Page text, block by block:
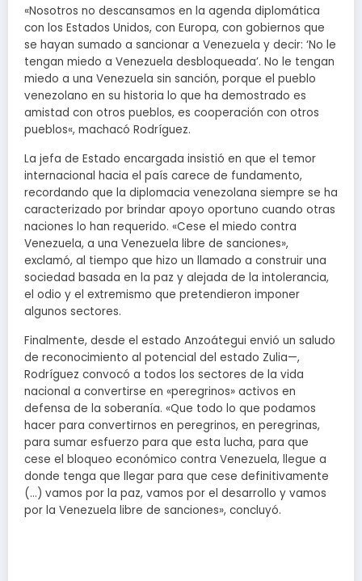
«Nosotros no descansamos en la agenda diplomática
con los Estados Unidos, con Europa, con gobiernos que
se hayan sumado a sancionar a Venezuela y decir: ‘No le
tengan miedo a Venezuela desbloqueada’. No le tengan
miedo a una Venezuela sin sanción, porque el pueblo
venezolano en su historia lo que ha demostrado es
amistad con otros pueblos, es cooperación con otros
pueblos«, machacó Rodríguez.
La jefa de Estado encargada insistió en que el temor
internacional hacia el país carece de fundamento,
recordando que la diplomacia venezolana siempre se ha
caracterizado por brindar apoyo oportuno cuando otras
naciones lo han requerido. «Cese el miedo contra
Venezuela, a una Venezuela libre de sanciones»,
exclamó, al tiempo que hizo un llamado a construir una
sociedad basada en la paz y alejada de la intolerancia,
el odio y el extremismo que pretendieron imponer
algunos sectores.
Finalmente, desde el estado Anzoátegui envió un saludo
de reconocimiento al potencial del estado Zulia—,
Rodríguez convocó a todos los sectores de la vida
nacional a convertirse en «peregrinos» activos en
defensa de la soberanía. «Que todo lo que podamos
hacer para convertirnos en peregrinos, en peregrinas,
para sumar esfuerzo para que esta lucha, para que
cese el bloqueo económico contra Venezuela, llegue a
donde tenga que llegar para que cese definitivamente
(…) vamos por la paz, vamos por el desarrollo y vamos
por la Venezuela libre de sanciones», concluyó.